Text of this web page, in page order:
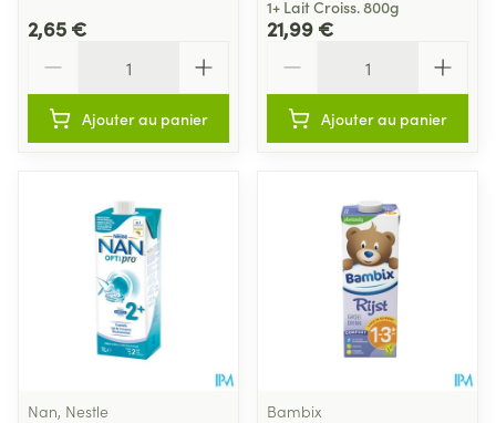
2,65 €
Ajouter au panier
1+ Lait Croiss. 800g
21,99 €
Ajouter au panier
Nan, Nestle
Bambix